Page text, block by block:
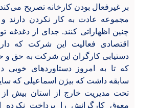
بر غیرفعال بودن کارخانه تصریح
مجموعه عادت به کار نکردن دارند
چنین اظهاراتی کنند. جدای از دغدغه
اقتصادی فعالیت این شرکت که
دستیابی کارگران این شرکت به حق
که تا به امروز دستاوردهای خوبی
سابقه داشت که بیژن اسماعیلی که